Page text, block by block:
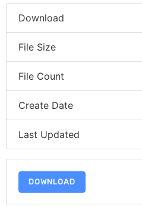
Download
File Size
File Count
Create Date
Last Updated
DOWNLOAD